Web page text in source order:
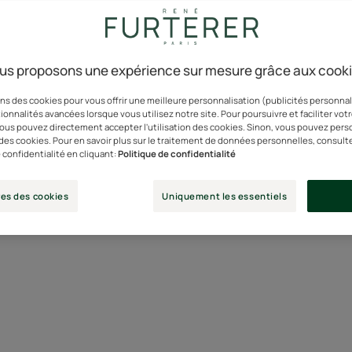
m’accepter telle
des montagnes, juste par la force de sa positivité. Solaire et
de ne pas laisser l’adversité les définir. Au contraire,
c’est qu’elle est trop courte pour la passer à la voir en
comme une autre métamorphose offerte par la nature et y
et de trouver la beauté dans les petites choses qui
proposons une expérience sur mesure grâce aux
des cookies pour vous offrir une meilleure personnalisation (publicités
avancées lorsque vous utilisez notre site. Pour poursuivre et faciliter
pouvez directement accepter l'utilisation des cookies. Sinon, vous pouvez
cookies. Pour en savoir plus sur le traitement de données personnelles,
en cliquant:Politique de confidentialité
des cookies Uniquement les essentiels